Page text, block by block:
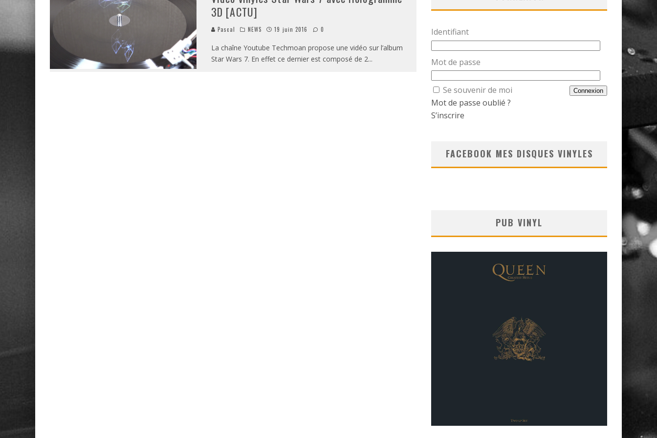
3D [ACTU]
Pascal NEWS 19 juin 2016 0
La chaîne Youtube Techmoan propose une vidéo sur l’album
Star Wars 7. En effet ce dernier est composé de 2...
Identifiant
Mot de passe
Se souvenir de moi
Mot de passe oublié ?
S’inscrire
FACEBOOK MES DISQUES VINYLES
PUB VINYL